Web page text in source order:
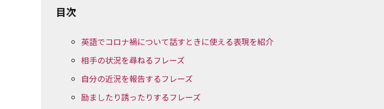
目次
英語でコロナ禍について話すときに使える表現を紹介
相手の状況を尋ねるフレーズ
自分の近況を報告するフレーズ
励ましたり誘ったりするフレーズ